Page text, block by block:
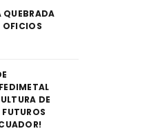
QUEBRADA
OFICIOS
DE